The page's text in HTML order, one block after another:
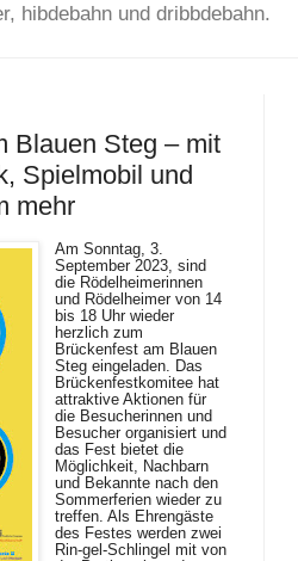
hibdebahn und dribbdebahn.
Blauen Steg – mit
Spielmobil und
mehr
Am Sonntag, 3.
September 2023, sind
die Rödelheimerinnen
und Rödelheimer von 14
bis 18 Uhr wieder
herzlich zum
Brückenfest am Blauen
Steg eingeladen. Das
Brückenfestkomitee hat
attraktive Aktionen für
die Besucherinnen und
Besucher organisiert und
das Fest bietet die
Möglichkeit, Nachbarn
und Bekannte nach den
Sommerferien wieder zu
treffen. Als Ehrengäste
des Festes werden zwei
Rin-gel-Schlingel mit von